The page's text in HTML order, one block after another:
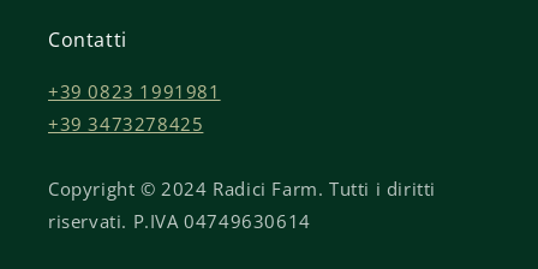
Contatti
+39 0823 1991981
+39 3473278425
Copyright © 2024 Radici Farm. Tutti i diritti
riservati. P.IVA 04749630614